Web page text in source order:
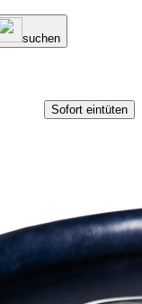
suchen
Sofort eintüten